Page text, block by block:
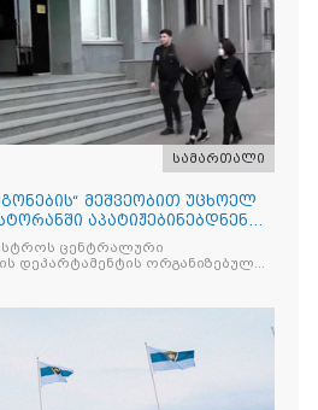
სამართალი
მეშვეობით უცხოელ
აპატიჟებინებდნენ
შეუსაბამოდ დიდ
ცენტრალური
დეპარტამენტის ორგანიზებულ